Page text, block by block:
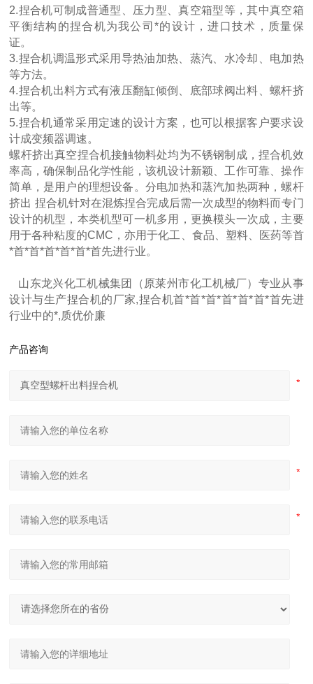
2.捏合机可制成普通型、压力型、真空箱型等，其中真空箱
平衡结构的捏合机为我公司*的设计，进口技术，质量保
证。
3.捏合机调温形式采用导热油加热、蒸汽、水冷却、电加热
等方法。
4.捏合机出料方式有液压翻缸倾倒、底部球阀出料、螺杆挤
出等。
5.捏合机通常采用定速的设计方案，也可以根据客户要求设
计成变频器调速。
螺杆挤出真空捏合机接触物料处均为不锈钢制成，捏合机效
率高，确保制品化学性能，该机设计新颖、工作可靠、操作
简单，是用户的理想设备。分电加热和蒸汽加热两种，螺杆
挤出 捏合机针对在混炼捏合完成后需一次成型的物料而专门
设计的机型，本类机型可一机多用，更换模头一次成，主要
用于各种粘度的CMC，亦用于化工、食品、塑料、医药等首
*首*首*首*首*首*首先进行业。
山东龙兴化工机械集团（原莱州市化工机械厂）专业从事
设计与生产捏合机的厂家,捏合机首*首*首*首*首*首*首先进
行业中的*,质优价廉
产品咨询